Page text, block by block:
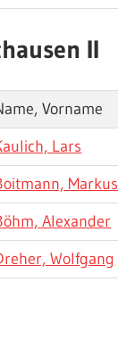
II
Vorname
Lars
Markus
Alexander
Wolfgang